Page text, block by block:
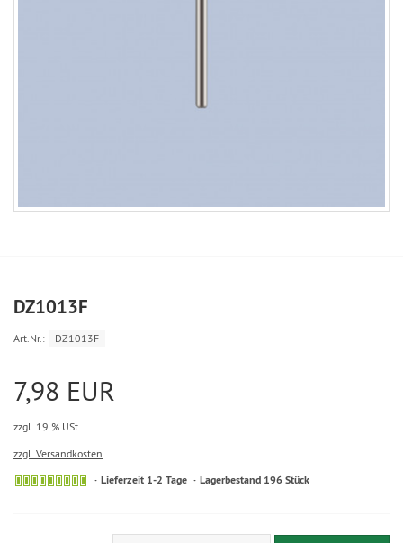
DZ1013F
Art.Nr.: DZ1013F
7,98 EUR
zzgl. 19 % USt
zzgl. Versandkosten
Lieferzeit 1-2 Tage Lagerbestand 196 Stück